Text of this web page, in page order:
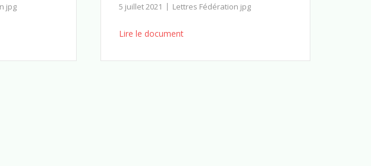
jpg 5 juillet 2021 Lettres Fédération jpg
Lire le document